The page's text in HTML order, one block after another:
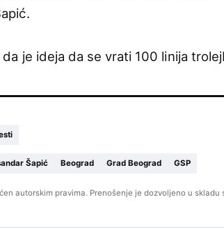
da je ideja da se vrati 100 linija
Šapić Beograd Grad Beograd GSP
autorskim pravima. Prenošenje je dozvoljeno u skladu